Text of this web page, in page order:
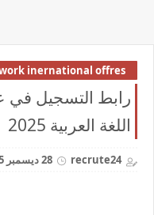
inernational offres
رابط التسجيل في
اللغة العربية 2025
recrute24 28 ديسمبر 2025